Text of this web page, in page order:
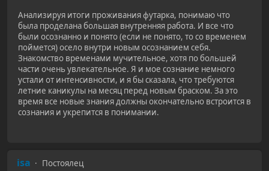
Анализируя итоги проживания футарка, понимаю что
была проделана большая внутренняя работа. И все что
были осознанно и понято (если не понято, то со временем
поймется) осело внутри новым осознанием себя.
Знакомство временами мучительное, хотя по большей
части очень увлекательное. Я и мое сознание немного
устали от интенсивности, и я бы сказала, что требуются
летние каникулы на месяц перед новым браском. За это
время все новые знания должны окончательно встроится в
сознания и укрепится в понимании.
isa
Постоялец